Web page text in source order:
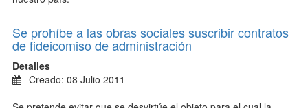
Se prohíbe a las obras sociales suscribir contratos
de fideicomiso de administración
Detalles
Creado: 08 Julio 2011